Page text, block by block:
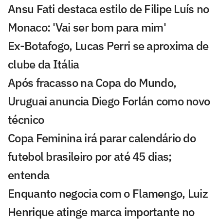
Ansu Fati destaca estilo de Filipe Luís no
Monaco: 'Vai ser bom para mim'
Ex-Botafogo, Lucas Perri se aproxima de
clube da Itália
Após fracasso na Copa do Mundo,
Uruguai anuncia Diego Forlán como novo
técnico
Copa Feminina irá parar calendário do
futebol brasileiro por até 45 dias;
entenda
Enquanto negocia com o Flamengo, Luiz
Henrique atinge marca importante no